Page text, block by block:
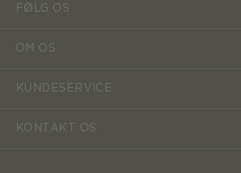
FØLG OS
OM OS
KUNDESERVICE
KONTAKT OS